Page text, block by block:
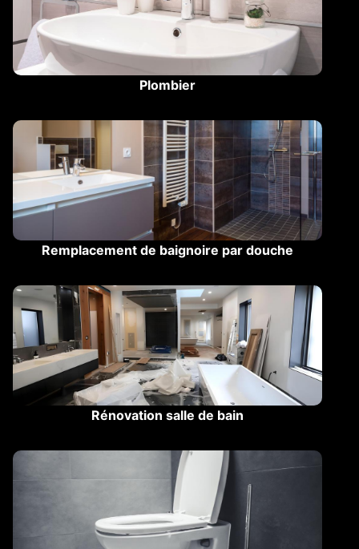
Plombier
Remplacement de baignoire par douche
Rénovation salle de bain